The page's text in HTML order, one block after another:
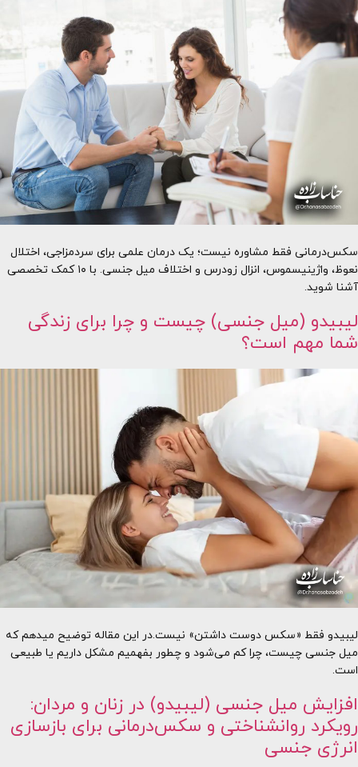
سکس‌درمانی فقط مشاوره نیست؛ یک درمان علمی برای سردمزاجی، اختلال
نعوظ، واژینیسموس، انزال زودرس و اختلاف میل جنسی. با ۱۰ کمک تخصصی
آشنا شوید.
لیبیدو (میل جنسی) چیست و چرا برای زندگی
شما مهم است؟
لیبیدو فقط «سکس دوست داشتن» نیست.در این مقاله توضیح میدهم که
میل جنسی چیست، چرا کم می‌شود و چطور بفهمیم مشکل داریم یا طبیعی
است.
افزایش میل جنسی (لیبیدو) در زنان و مردان:
رویکرد روانشناختی و سکس‌درمانی برای بازسازی
انرژی جنسی